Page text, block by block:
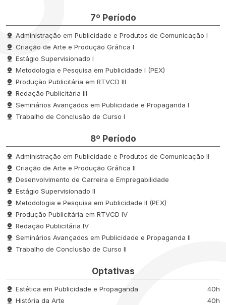
7º Período
Administração em Publicidade e Produtos de Comunicação I
Criação de Arte e Produção Gráfica I
Estágio Supervisionado I
Metodologia e Pesquisa em Publicidade I (PEX)
Produção Publicitária em RTVCD III
Redação Publicitária III
Seminários Avançados em Publicidade e Propaganda I
Trabalho de Conclusão de Curso I
8º Período
Administração em Publicidade e Produtos de Comunicação II
Criação de Arte e Produção Gráfica II
Desenvolvimento de Carreira e Empregabilidade
Estágio Supervisionado II
Metodologia e Pesquisa em Publicidade II (PEX)
Produção Publicitária em RTVCD IV
Redação Publicitária IV
Seminários Avançados em Publicidade e Propaganda II
Trabalho de Conclusão de Curso II
Optativas
Estética em Publicidade e Propaganda
40h
História da Arte
40h